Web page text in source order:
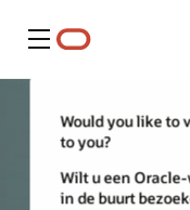
Menu
Would you like to
to you?
Wilt u een
in de buurt